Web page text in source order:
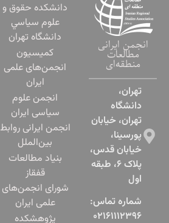
انجمن ایرانی
مطالعات
منطقه‌ای
تهران،
دانشگاه
تهران، خیابان
پورسینا،
خیابان قدس،
پلاک ۶، طبقه
اول​
شماره تماس:
۰۲۱۶۱۱۱۲۳۹۶
دانشكده حقوق و
علوم سياسي
دانشگاه تهران
کمیسیون
انجمن‌های علمی
ایران
انجمن علوم
سیاسی ایران
انجمن ایرانی روابط
بین‌الملل
بنياد مطالعات
قفقاز
شورای انجمن‌های
علمی ایران
پژوهشكده